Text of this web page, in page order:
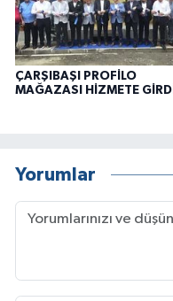
ÇARŞIBAŞI PROFİLO
MAĞAZASI HİZMETE GİRDİ
Yorumlar